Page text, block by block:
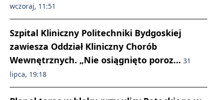
wczoraj, 11:51
Szpital Kliniczny Politechniki Bydgoskiej
zawiesza Oddział Kliniczny Chorób
Wewnętrznych. „Nie osiągnięto poroz… 31
lipca, 19:18